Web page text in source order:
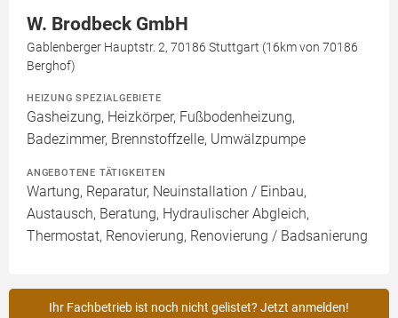
W. Brodbeck GmbH
Gablenberger Hauptstr. 2, 70186 Stuttgart (16km von 70186
Berghof)
HEIZUNG SPEZIALGEBIETE
Gasheizung, Heizkörper, Fußbodenheizung,
Badezimmer, Brennstoffzelle, Umwälzpumpe
ANGEBOTENE TÄTIGKEITEN
Wartung, Reparatur, Neuinstallation / Einbau,
Austausch, Beratung, Hydraulischer Abgleich,
Thermostat, Renovierung, Renovierung / Badsanierung
Ihr Fachbetrieb ist noch nicht gelistet? Jetzt anmelden!